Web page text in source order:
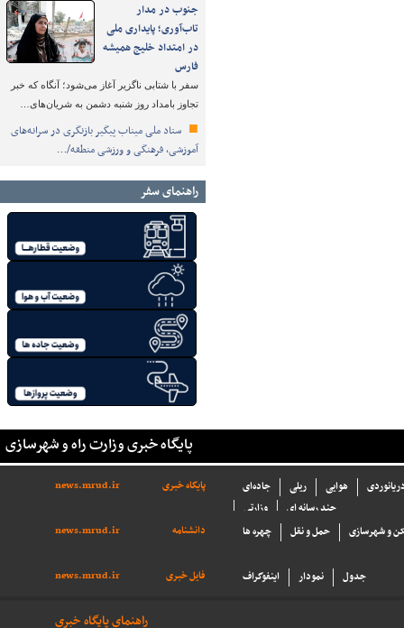
جنوب در مدار
تاب‌آوری؛ پایداری ملی
در امتداد خلیج همیشه
فارس
سفر با شتابی ناگزیر آغاز می‌شود؛ آنگاه که خبر
تجاوز بامداد روز شنبه دشمن به شریان‌های…
ستاد ملی میناب پیگیر بازنگری در سرانه‌های
آموزشی، فرهنگی و ورزشی منطقه/…
راهنمای سفر
پایگاه خبری وزارت راه و شهرسازی
پایگاه خبری news.mrud.ir جاده‌ای ریلی هوایی
وزارتی
چند رسانه ای
دانشنامه
news.mrud.ir چهره ها حمل و نقل و شهرسازی
فایل خبری news.mrud.ir اینفوگراف نمودار جدول
راهنمای پایگاه خبری